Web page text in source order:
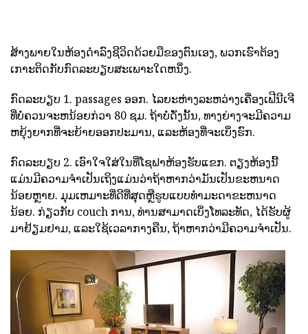
ສ້າງພາຍໃນຫ້ອງດໍາລົງຊີວິດດ້ວຍມືຂອງຕົນເອງ, ພວກເຮົາຕ້ອງ
ເກາະຕິດກັບກົດລະບຽບສະເພາະໃດຫນຶ່ງ.
ກົດລະບຽບ 1. passages ອອກ. ໄລຍະຫ່າງລະຫວ່າງເຄື່ອງເຟີນີເຈີ
ທີ່ບໍ່ຄວນຈະຫນ້ອຍກ່ວາ 80 ຊມ. ຖ້າບໍ່ດັ່ງນັ້ນ, ທາງຍ່າງຈະມີຄວາມ
ຫຍຸ້ງຍາກທີ່ຈະຍ້າຍອອກປະມານ, ແລະຫ້ອງທີ່ຈະເບິ່ງຮົກ.
ກົດລະບຽບ 2. ເອົາໃຈໃສ່ໃນທີ່ໂຊຟາຫ້ອງຮັບແຂກ. ຕຽງຫ້ອງນີ້
ແມ່ນມີຄວາມຈໍາເປັນເຖິງແມ່ນວ່າຖ້າຫາກວ່າມັນເປັນຂະຫນາດ
ນ້ອຍຫຼາຍ. ມຸມເຫມາະທີ່ດີທີ່ສຸດຫຼືຮູບແບບທໍາມະດາຂະຫນາດ
ນ້ອຍ. ກ່ຽວກັບ couch ການ, ທ່ານສາມາດເບິ່ງໂທລະທັດ, ໄດ້ຮັບຜູ້
ມາຢ້ຽມຢາມ, ແລະໃຊ້ເວລາກາງຄືນ, ຖ້າຫາກວ່າມີຄວາມຈໍາເປັນ.